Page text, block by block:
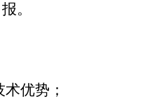
。
优势；